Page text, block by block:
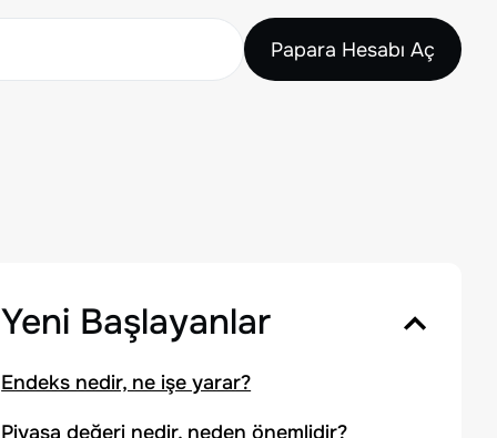
Papara Hesabı Aç
Yeni Başlayanlar
Endeks nedir, ne işe yarar?
Piyasa değeri nedir, neden önemlidir?